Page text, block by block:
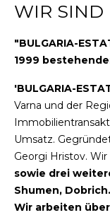
WIR SIND
"BULGARIA-
1999
'BULGARIA-
Varna und der
Umsatz.
Georgi Hristov.
sowie drei
Shumen, Dobrich.
Wir arbeiten